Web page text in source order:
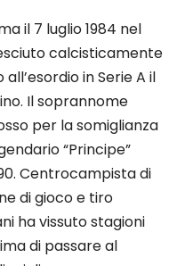
il 7 luglio 1984 nel
calcisticamente
in Serie A il
Il soprannome
per la somiglianza
“Principe”
Centrocampista di
di gioco e tiro
ha vissuto stagioni
di passare al